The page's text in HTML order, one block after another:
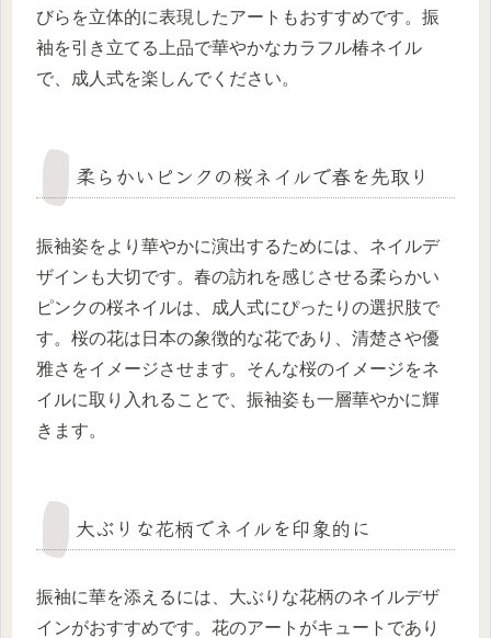
びらを立体的に表現したアートもおすすめです。振
袖を引き立てる上品で華やかなカラフル椿ネイル
で、成人式を楽しんでください。
柔らかいピンクの桜ネイルで春を先取り
振袖姿をより華やかに演出するためには、ネイルデ
ザインも大切です。春の訪れを感じさせる柔らかい
ピンクの桜ネイルは、成人式にぴったりの選択肢で
す。桜の花は日本の象徴的な花であり、清楚さや優
雅さをイメージさせます。そんな桜のイメージをネ
イルに取り入れることで、振袖姿も一層華やかに輝
きます。
大ぶりな花柄でネイルを印象的に
振袖に華を添えるには、大ぶりな花柄のネイルデザ
インがおすすめです。花のアートがキュートであり